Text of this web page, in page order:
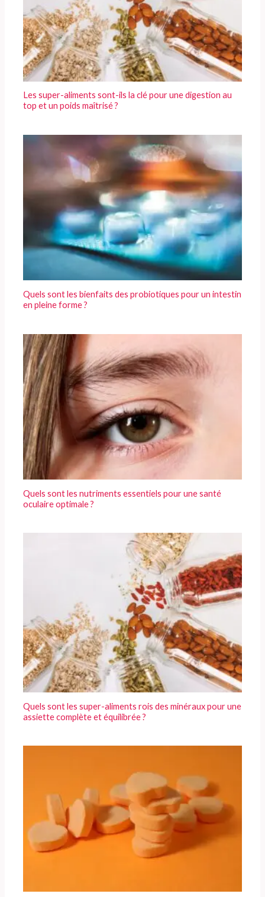
Les super-aliments sont-ils la clé pour une digestion au
top et un poids maîtrisé ?
Quels sont les bienfaits des probiotiques pour un intestin
en pleine forme ?
Quels sont les nutriments essentiels pour une santé
oculaire optimale ?
Quels sont les super-aliments rois des minéraux pour une
assiette complète et équilibrée ?